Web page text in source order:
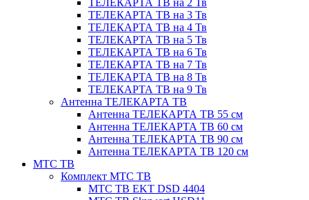
ТЕЛЕКАРТА ТВ на 2 Тв
ТЕЛЕКАРТА ТВ на 3 Тв
ТЕЛЕКАРТА ТВ на 4 Тв
ТЕЛЕКАРТА ТВ на 5 Тв
ТЕЛЕКАРТА ТВ на 6 Тв
ТЕЛЕКАРТА ТВ на 7 Тв
ТЕЛЕКАРТА ТВ на 8 Тв
ТЕЛЕКАРТА ТВ на 9 Тв
Антенна ТЕЛЕКАРТА ТВ
Антенна ТЕЛЕКАРТА ТВ 55 см
Антенна ТЕЛЕКАРТА ТВ 60 см
Антенна ТЕЛЕКАРТА ТВ 90 см
Антенна ТЕЛЕКАРТА ТВ 120 см
МТС ТВ
Комплект МТС ТВ
МТС ТВ EKT DSD 4404